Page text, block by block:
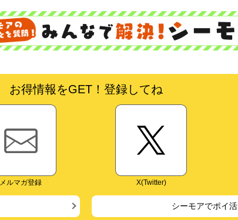
お得情報をGET！登録してね
メルマガ登録 X(Twitter)
シーモアでポイ活